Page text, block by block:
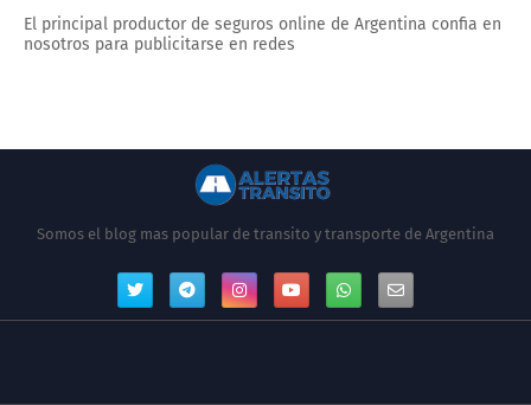
El principal productor de seguros online de Argentina confia en
nosotros para publicitarse en redes
Somos el blog mas popular de transito y transporte de Argentina